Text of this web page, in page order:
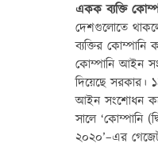
একক ব্যক্তি
দেশগুলোতে
ব্যক্তির কোম্পানি
কোম্পানি আইন
দিয়েছে সরকার।
আইন সংশোধন
সালে ‘কোম্পানি
২০২০’–এর